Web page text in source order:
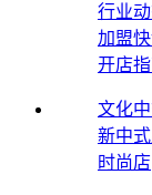
行业
加盟
开店
文化
新中
时尚店